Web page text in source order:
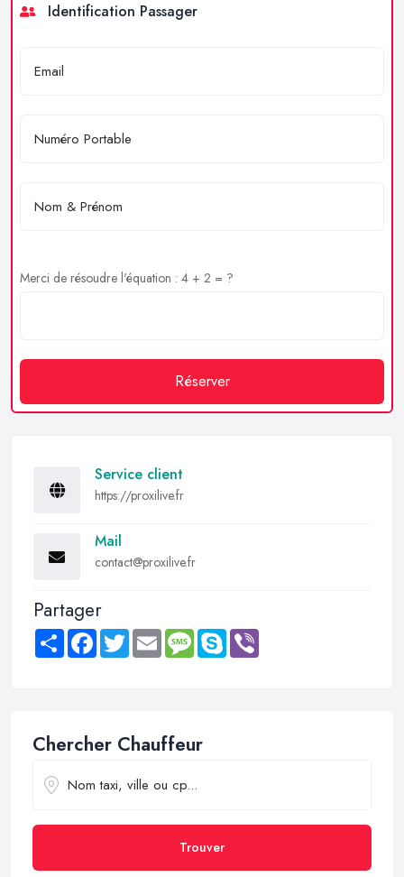
Identification Passager
Merci de résoudre l'équation : 4 + 2 = ?
Réserver
Service client
https://proxilive.fr
Mail
contact@proxilive.fr
Partager
Share FacebookTwitter Email MessageSkype
Chercher Chauffeur
Trouver